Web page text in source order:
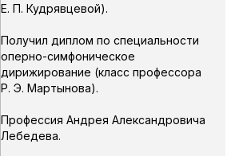
Е. П. Кудрявцевой).
Получил диплом по специальности
оперно-симфоническое
дирижирование (класс профессора
Р. Э. Мартынова).
Профессия Андрея Александровича
Лебедева.